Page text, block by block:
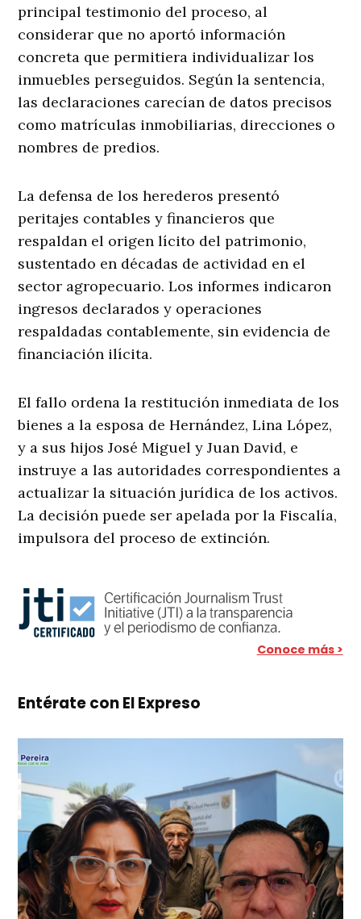
principal testimonio del proceso, al
considerar que no aportó información
concreta que permitiera individualizar los
inmuebles perseguidos. Según la sentencia,
las declaraciones carecían de datos precisos
como matrículas inmobiliarias, direcciones o
nombres de predios.
La defensa de los herederos presentó
peritajes contables y financieros que
respaldan el origen lícito del patrimonio,
sustentado en décadas de actividad en el
sector agropecuario. Los informes indicaron
ingresos declarados y operaciones
respaldadas contablemente, sin evidencia de
financiación ilícita.
El fallo ordena la restitución inmediata de los
bienes a la esposa de Hernández, Lina López,
y a sus hijos José Miguel y Juan David, e
instruye a las autoridades correspondientes a
actualizar la situación jurídica de los activos.
La decisión puede ser apelada por la Fiscalía,
impulsora del proceso de extinción.
Conoce más >
Entérate con El Expreso